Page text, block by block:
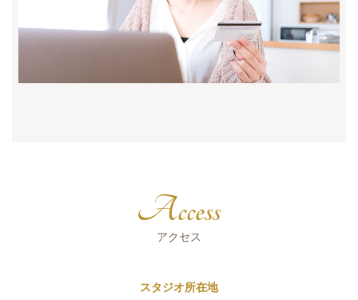
Access
アクセス
スタジオ所在地